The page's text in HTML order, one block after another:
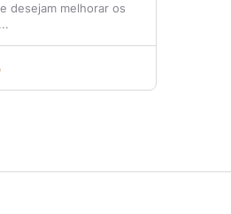
desejam melhorar os